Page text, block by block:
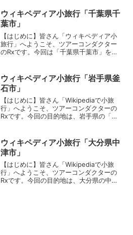
で、石川県能登地方の中心自治体であ
る。七尾市出典:...
ウィキペディア小旅行「千葉県千
葉市」
【はじめに】皆さん「ウィキペディア小
旅行」へようこそ、ツアーコンダクター
のRxです。今回は「千葉県千葉市」を巡
にある市。千葉県の県庁所在地及び最大
の都市であり、政令指定...
ウィキペディア小旅行「岩手県釜
石市」
【はじめに】皆さん「Wikipediaで小旅
行」へようこそ、ツアーコンダクターの
Rxです。今回の目的地は、岩手県の「釜
県南東部、三陸復興国立公園の中心に位
置し、世界三大漁...
ウィキペディア小旅行「大分県中
津市」
【はじめに】皆さん「Wikipediaで小旅
行」へようこそ、ツアーコンダクターの
Rxです。今回の目的地は、大分県の中津